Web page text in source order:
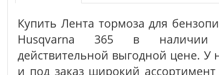
Купить Лента тормоза для
Husqvarna 365 в
действительной выгодной цене. У
и под заказ широкий